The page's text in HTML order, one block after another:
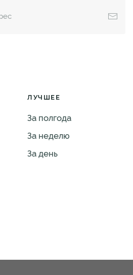
ЛУЧШЕЕ
За полгода
За неделю
За день